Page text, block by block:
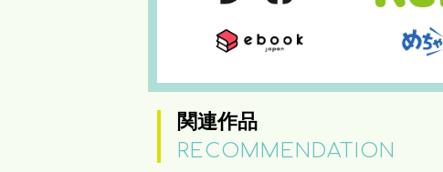
関連作品
RECOMMENDATION